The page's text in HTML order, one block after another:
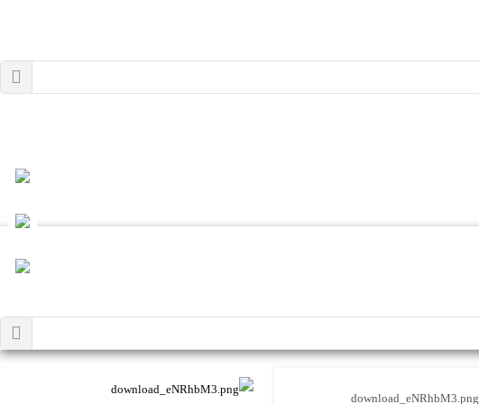
download_eNRhbM3.png